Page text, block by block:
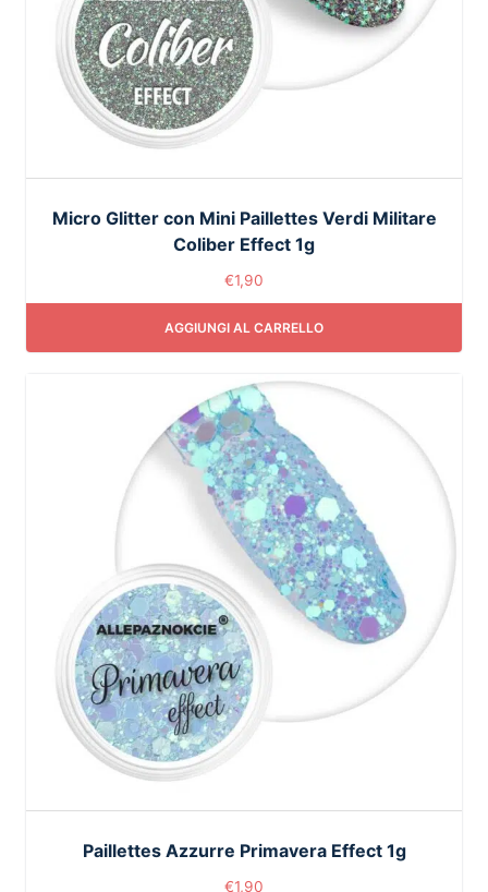
Micro Glitter con Mini Paillettes Verdi Militare
Coliber Effect 1g
€1,90
AGGIUNGI AL CARRELLO
Paillettes Azzurre Primavera Effect 1g
€1,90